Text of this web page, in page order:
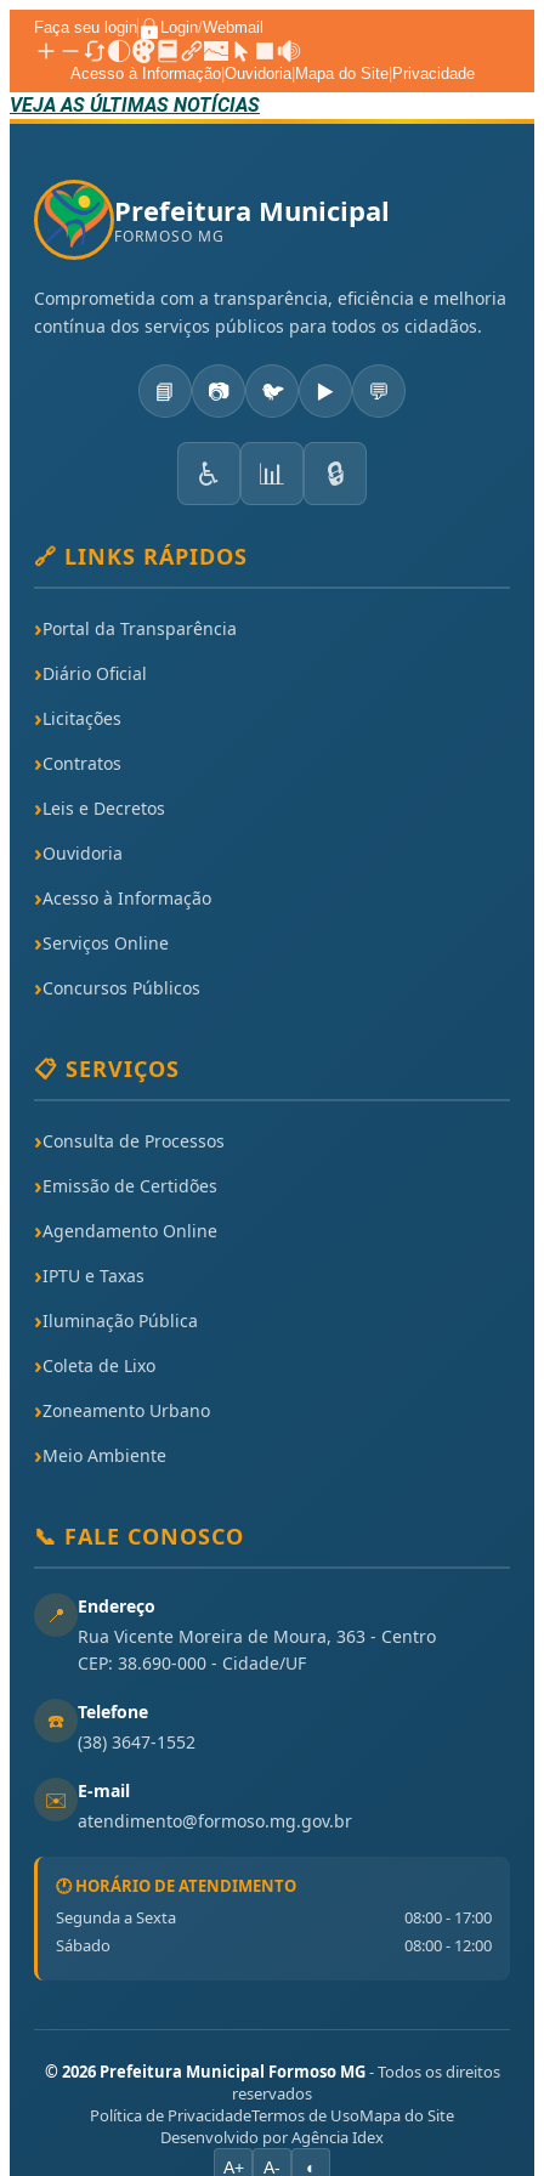
Faça seu login Login/Webmail
Acesso à Informação| Ouvidoria| Mapa do Site| Privacidade
VEJA AS ÚLTIMAS NOTÍCIAS
Prefeitura Municipal
FORMOSO MG
Comprometida com a transparência, eficiência e melhoria
contínua dos serviços públicos para todos os cidadãos.
📘 📷 🐦 ▶️ 💬
♿ 📊 🔒
🔗 LINKS RÁPIDOS
Portal da Transparência
Diário Oficial
Licitações
Contratos
Leis e Decretos
Ouvidoria
Acesso à Informação
Serviços Online
Concursos Públicos
📋 SERVIÇOS
Consulta de Processos
Emissão de Certidões
Agendamento Online
IPTU e Taxas
Iluminação Pública
Coleta de Lixo
Zoneamento Urbano
Meio Ambiente
📞 FALE CONOSCO
📍
Endereço
Rua Vicente Moreira de Moura, 363 - Centro
CEP: 38.690-000 - Cidade/UF
☎️ Telefone
(38) 3647-1552
✉️ E-mail
atendimento@formoso.mg.gov.br
🕐 HORÁRIO DE ATENDIMENTO
Segunda a Sexta
08:00 - 17:00
Sábado
08:00 - 12:00
© 2026 Prefeitura Municipal Formoso MG- Todos os direitos
reservados
Política de PrivacidadeTermos de UsoMapa do Site
Desenvolvido por Agência Idex
A+ A- ◐